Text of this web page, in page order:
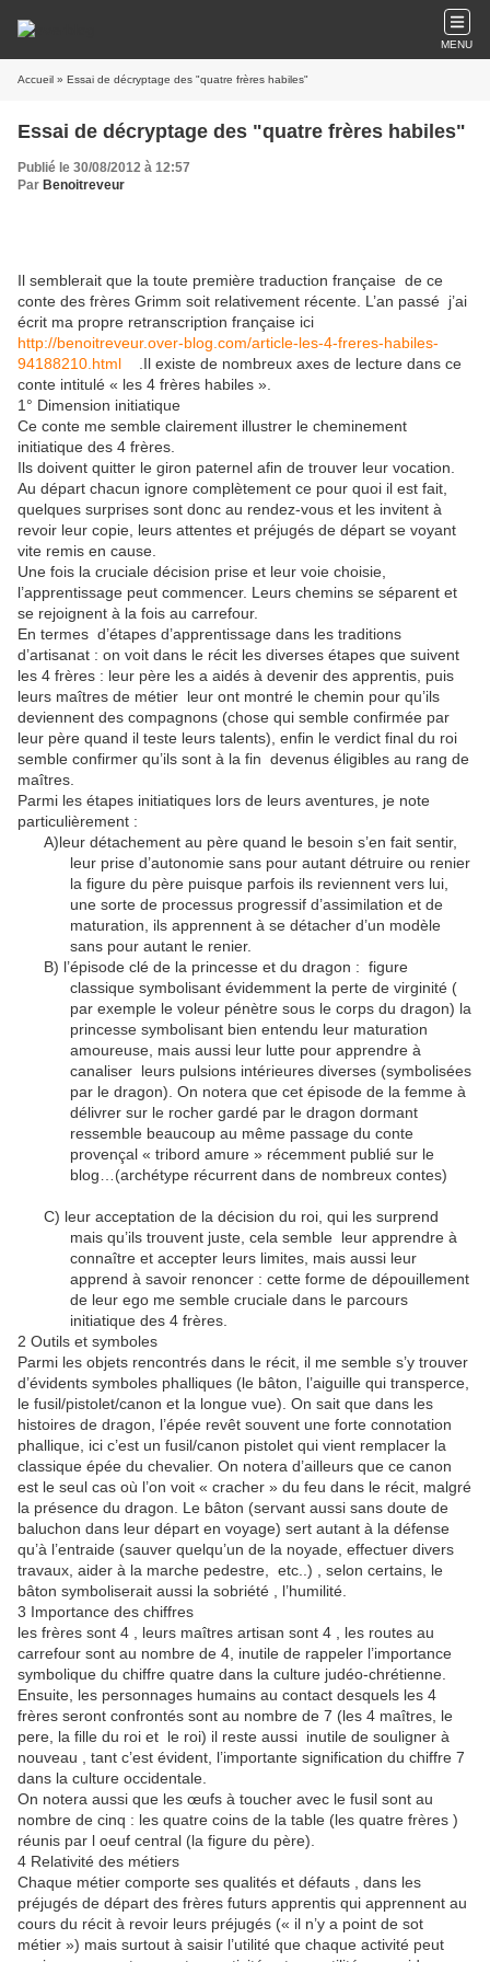
MENU
Accueil » Essai de décryptage des "quatre frères habiles"
Essai de décryptage des "quatre frères habiles"
Publié le 30/08/2012 à 12:57
Par Benoitreveur
Il semblerait que la toute première traduction française de ce
conte des frères Grimm soit relativement récente. L’an passé j’ai
écrit ma propre retranscription française ici
http://benoitreveur.over-blog.com/article-les-4-freres-habiles-
94188210.html .Il existe de nombreux axes de lecture dans ce
conte intitulé « les 4 frères habiles ».
1° Dimension initiatique
Ce conte me semble clairement illustrer le cheminement
initiatique des 4 frères.
Ils doivent quitter le giron paternel afin de trouver leur vocation.
Au départ chacun ignore complètement ce pour quoi il est fait,
quelques surprises sont donc au rendez-vous et les invitent à
revoir leur copie, leurs attentes et préjugés de départ se voyant
vite remis en cause.
Une fois la cruciale décision prise et leur voie choisie,
l’apprentissage peut commencer. Leurs chemins se séparent et
se rejoignent à la fois au carrefour.
En termes d’étapes d’apprentissage dans les traditions
d’artisanat : on voit dans le récit les diverses étapes que suivent
les 4 frères : leur père les a aidés à devenir des apprentis, puis
leurs maîtres de métier leur ont montré le chemin pour qu’ils
deviennent des compagnons (chose qui semble confirmée par
leur père quand il teste leurs talents), enfin le verdict final du roi
semble confirmer qu’ils sont à la fin devenus éligibles au rang de
maîtres.
Parmi les étapes initiatiques lors de leurs aventures, je note
particulièrement :
A)leur détachement au père quand le besoin s’en fait sentir,
leur prise d’autonomie sans pour autant détruire ou renier
la figure du père puisque parfois ils reviennent vers lui,
une sorte de processus progressif d’assimilation et de
maturation, ils apprennent à se détacher d’un modèle
sans pour autant le renier.
B) l’épisode clé de la princesse et du dragon : figure
classique symbolisant évidemment la perte de virginité (
par exemple le voleur pénètre sous le corps du dragon) la
princesse symbolisant bien entendu leur maturation
amoureuse, mais aussi leur lutte pour apprendre à
canaliser leurs pulsions intérieures diverses (symbolisées
par le dragon). On notera que cet épisode de la femme à
délivrer sur le rocher gardé par le dragon dormant
ressemble beaucoup au même passage du conte
provençal « tribord amure » récemment publié sur le
blog…(archétype récurrent dans de nombreux contes)
C) leur acceptation de la décision du roi, qui les surprend
mais qu’ils trouvent juste, cela semble leur apprendre à
connaître et accepter leurs limites, mais aussi leur
apprend à savoir renoncer : cette forme de dépouillement
de leur ego me semble cruciale dans le parcours
initiatique des 4 frères.
2 Outils et symboles
Parmi les objets rencontrés dans le récit, il me semble s’y trouver
d’évidents symboles phalliques (le bâton, l’aiguille qui transperce,
le fusil/pistolet/canon et la longue vue). On sait que dans les
histoires de dragon, l’épée revêt souvent une forte connotation
phallique, ici c’est un fusil/canon pistolet qui vient remplacer la
classique épée du chevalier. On notera d’ailleurs que ce canon
est le seul cas où l’on voit « cracher » du feu dans le récit, malgré
la présence du dragon. Le bâton (servant aussi sans doute de
baluchon dans leur départ en voyage) sert autant à la défense
qu’à l’entraide (sauver quelqu’un de la noyade, effectuer divers
travaux, aider à la marche pedestre, etc..) , selon certains, le
bâton symboliserait aussi la sobriété , l’humilité.
3 Importance des chiffres
les frères sont 4 , leurs maîtres artisan sont 4 , les routes au
carrefour sont au nombre de 4, inutile de rappeler l’importance
symbolique du chiffre quatre dans la culture judéo-chrétienne.
Ensuite, les personnages humains au contact desquels les 4
frères seront confrontés sont au nombre de 7 (les 4 maîtres, le
pere, la fille du roi et le roi) il reste aussi inutile de souligner à
nouveau , tant c’est évident, l’importante signification du chiffre 7
dans la culture occidentale.
On notera aussi que les œufs à toucher avec le fusil sont au
nombre de cinq : les quatre coins de la table (les quatre frères )
réunis par l oeuf central (la figure du père).
4 Relativité des métiers
Chaque métier comporte ses qualités et défauts , dans les
préjugés de départ des frères futurs apprentis qui apprennent au
cours du récit à revoir leurs préjugés (« il n’y a point de sot
métier ») mais surtout à saisir l’utilité que chaque activité peut